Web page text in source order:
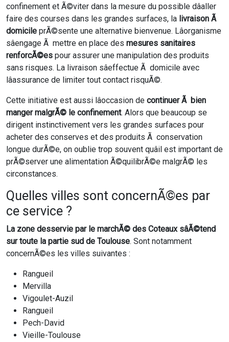
confinement et Ã©viter dans la mesure du possible dâaller
faire des courses dans les grandes surfaces, la livraison Ã
domicile prÃ©sente une alternative bienvenue. Lâorganisme
sâengage Ã mettre en place des mesures sanitaires
renforcÃ©es pour assurer une manipulation des produits
sans risques. La livraison sâeffectue Ã domicile avec
lâassurance de limiter tout contact risquÃ©.
Cette initiative est aussi lâoccasion de continuer Ã bien
manger malgrÃ© le confinement. Alors que beaucoup se
dirigent instinctivement vers les grandes surfaces pour
acheter des conserves et des produits Ã conservation
longue durÃ©e, on oublie trop souvent quâil est important de
prÃ©server une alimentation Ã©quilibrÃ©e malgrÃ© les
circonstances.
Quelles villes sont concernÃ©es par
ce service ?
La zone desservie par le marchÃ© des Coteaux sâÃ©tend
sur toute la partie sud de Toulouse. Sont notamment
concernÃ©es les villes suivantes :
Rangueil
Mervilla
Vigoulet-Auzil
Rangueil
Pech-David
Vieille-Toulouse